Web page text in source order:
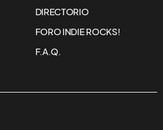
DIRECTORIO
FORO INDIE ROCKS!
F.A.Q.